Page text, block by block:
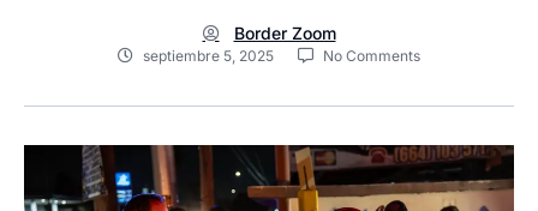
Border Zoom
septiembre 5, 2025 No Comments